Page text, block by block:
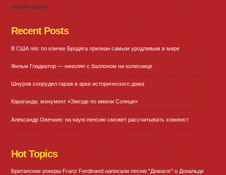
онлайн казино
Recent Posts
В США пёс по кличке Бродяга признан самым уродливым в мире
Фильм Гладиатор — киноляп с баллоном на колеснице
Шнуров соорудил гараж в арке исторического дома
Караганда: монумент «Звезде по имени Солнце»
Александр Овечкин: на каую пенсию сможет рассчитывать хоккеист
Hot Topics
Британские рокеры Franz Ferdinand написали песню "Демагог" о Дональде